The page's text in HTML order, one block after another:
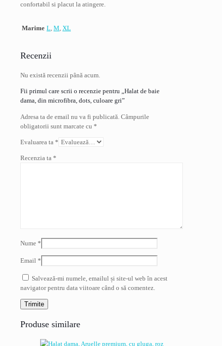
confortabil si placut la atingere.
Marime L, M, XL
Recenzii
Nu există recenzii până acum.
Fii primul care scrii o recenzie pentru „Halat de baie
dama, din microfibra, dots, culoare gri”
Adresa ta de email nu va fi publicată. Câmpurile
obligatorii sunt marcate cu *
Evaluarea ta *
Recenzia ta *
Nume *
Email *
Salvează-mi numele, emailul și site-ul web în acest
navigator pentru data viitoare când o să comentez.
Produse similare